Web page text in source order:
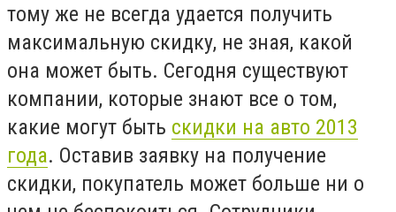
тому же не всегда удается получить
максимальную скидку, не зная, какой
она может быть. Сегодня существуют
компании, которые знают все о том,
какие могут быть скидки на авто 2013
года. Оставив заявку на получение
скидки, покупатель может больше ни о